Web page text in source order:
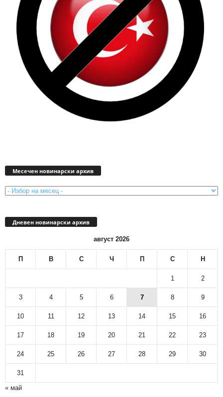
Месечен новинарски архив
Дневен новинарски архив
август 2026
П В С Ч П С Н
1 2
3 4 5 6 7 8 9
10 11 12 13 14 15 16
17 18 19 20 21 22 23
24 25 26 27 28 29 30
31
« май